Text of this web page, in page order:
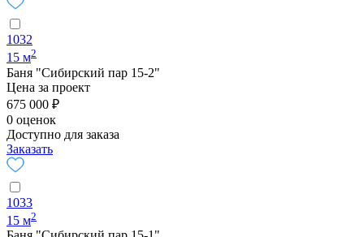
1032
15 м2
Баня "Сибирский пар 15-2"
Цена за проект
675 000 ₽
0 оценок
Доступно для заказа
Заказать
1033
15 м2